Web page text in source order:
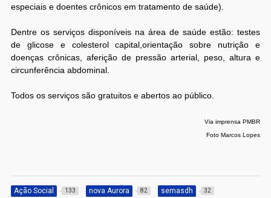
especiais e doentes crônicos em tratamento de saúde).
Dentre os serviços disponíveis na área de saúde estão: testes
de glicose e colesterol capital,orientação sobre nutrição e
doenças crônicas, aferição de pressão arterial, peso, altura e
circunferência abdominal.
Todos os serviços são gratuitos e abertos ao público.
Via imprensa PMBR
Foto Marcos Lopes
Ação Social 133 nova Aurora 82 semasdh 32